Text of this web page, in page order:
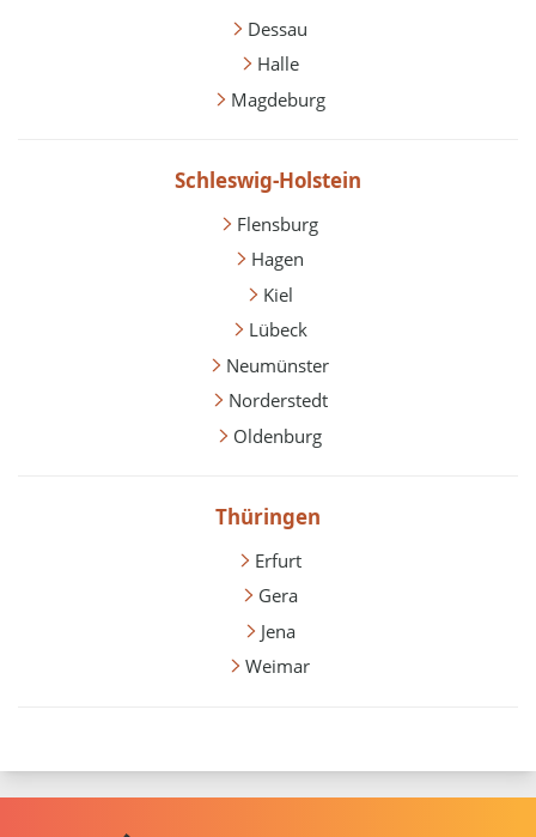
Dessau
Halle
Magdeburg
Schleswig-Holstein
Flensburg
Hagen
Kiel
Lübeck
Neumünster
Norderstedt
Oldenburg
Thüringen
Erfurt
Gera
Jena
Weimar